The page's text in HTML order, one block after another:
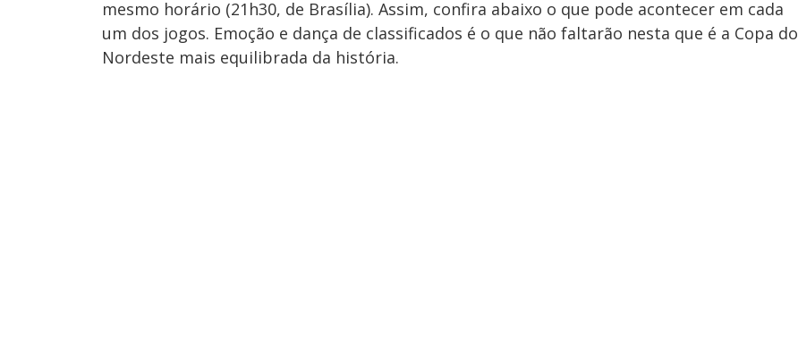
mesmo horário (21h30, de Brasília). Assim, confira abaixo o que pode acontecer em cada
um dos jogos. Emoção e dança de classificados é o que não faltarão nesta que é a Copa do
Nordeste mais equilibrada da história.